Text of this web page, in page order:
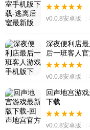
v0.0.8安卓版
深夜便利店
后一班客人
v0.0.8安卓版
回声地宫游
下载
v0.0.8安卓版